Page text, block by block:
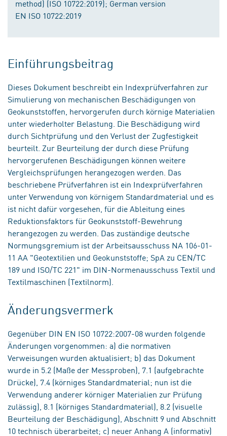
method) (ISO 10722:2019); German version
EN ISO 10722:2019
Einführungsbeitrag
Dieses Dokument beschreibt ein Indexprüfverfahren zur
Simulierung von mechanischen Beschädigungen von
Geokunststoffen, hervorgerufen durch körnige Materialien
unter wiederholter Belastung. Die Beschädigung wird
durch Sichtprüfung und den Verlust der Zugfestigkeit
beurteilt. Zur Beurteilung der durch diese Prüfung
hervorgerufenen Beschädigungen können weitere
Vergleichsprüfungen herangezogen werden. Das
beschriebene Prüfverfahren ist ein Indexprüfverfahren
unter Verwendung von körnigem Standardmaterial und es
ist nicht dafür vorgesehen, für die Ableitung eines
Reduktionsfaktors für Geokunststoff-Bewehrung
herangezogen zu werden. Das zuständige deutsche
Normungsgremium ist der Arbeitsausschuss NA 106-01-
11 AA "Geotextilien und Geokunststoffe; SpA zu CEN/TC
189 und ISO/TC 221" im DIN-Normenausschuss Textil und
Textilmaschinen (Textilnorm).
Änderungsvermerk
Gegenüber DIN EN ISO 10722:2007-08 wurden folgende
Änderungen vorgenommen: a) die normativen
Verweisungen wurden aktualisiert; b) das Dokument
wurde in 5.2 (Maße der Messproben), 7.1 (aufgebrachte
Drücke), 7.4 (körniges Standardmaterial; nun ist die
Verwendung anderer körniger Materialien zur Prüfung
zulässig), 8.1 (körniges Standardmaterial), 8.2 (visuelle
Beurteilung der Beschädigung), Abschnitt 9 und Abschnitt
10 technisch überarbeitet; c) neuer Anhang A (informativ)